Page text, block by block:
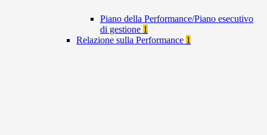
Piano della Performance/Piano esecutivo
di gestione 1
Relazione sulla Performance 1